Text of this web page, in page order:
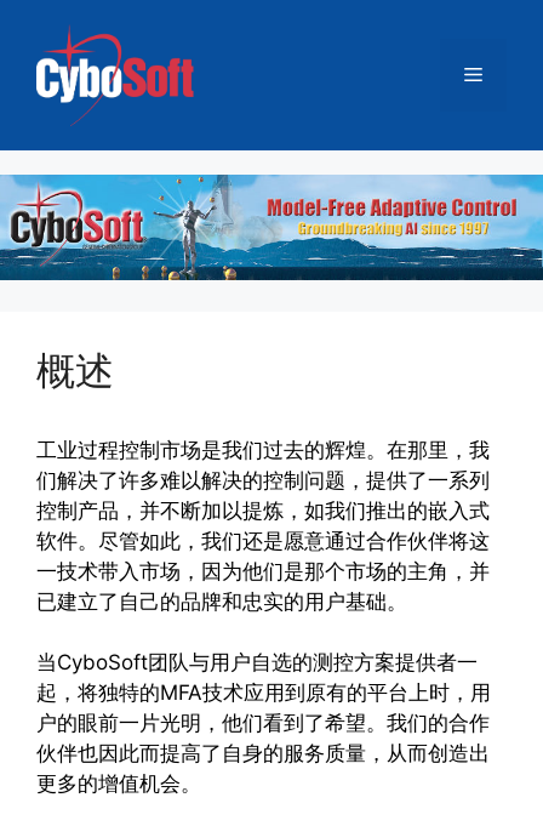
菜
单
概述
工业过程控制市场是我们过去的辉煌。在那里，我
们解决了许多难以解决的控制问题，提供了一系列
控制产品，并不断加以提炼，如我们推出的嵌入式
软件。尽管如此，我们还是愿意通过合作伙伴将这
一技术带入市场，因为他们是那个市场的主角，并
已建立了自己的品牌和忠实的用户基础。
当CyboSoft团队与用户自选的测控方案提供者一
起，将独特的MFA技术应用到原有的平台上时，用
户的眼前一片光明，他们看到了希望。我们的合作
伙伴也因此而提高了自身的服务质量，从而创造出
更多的增值机会。